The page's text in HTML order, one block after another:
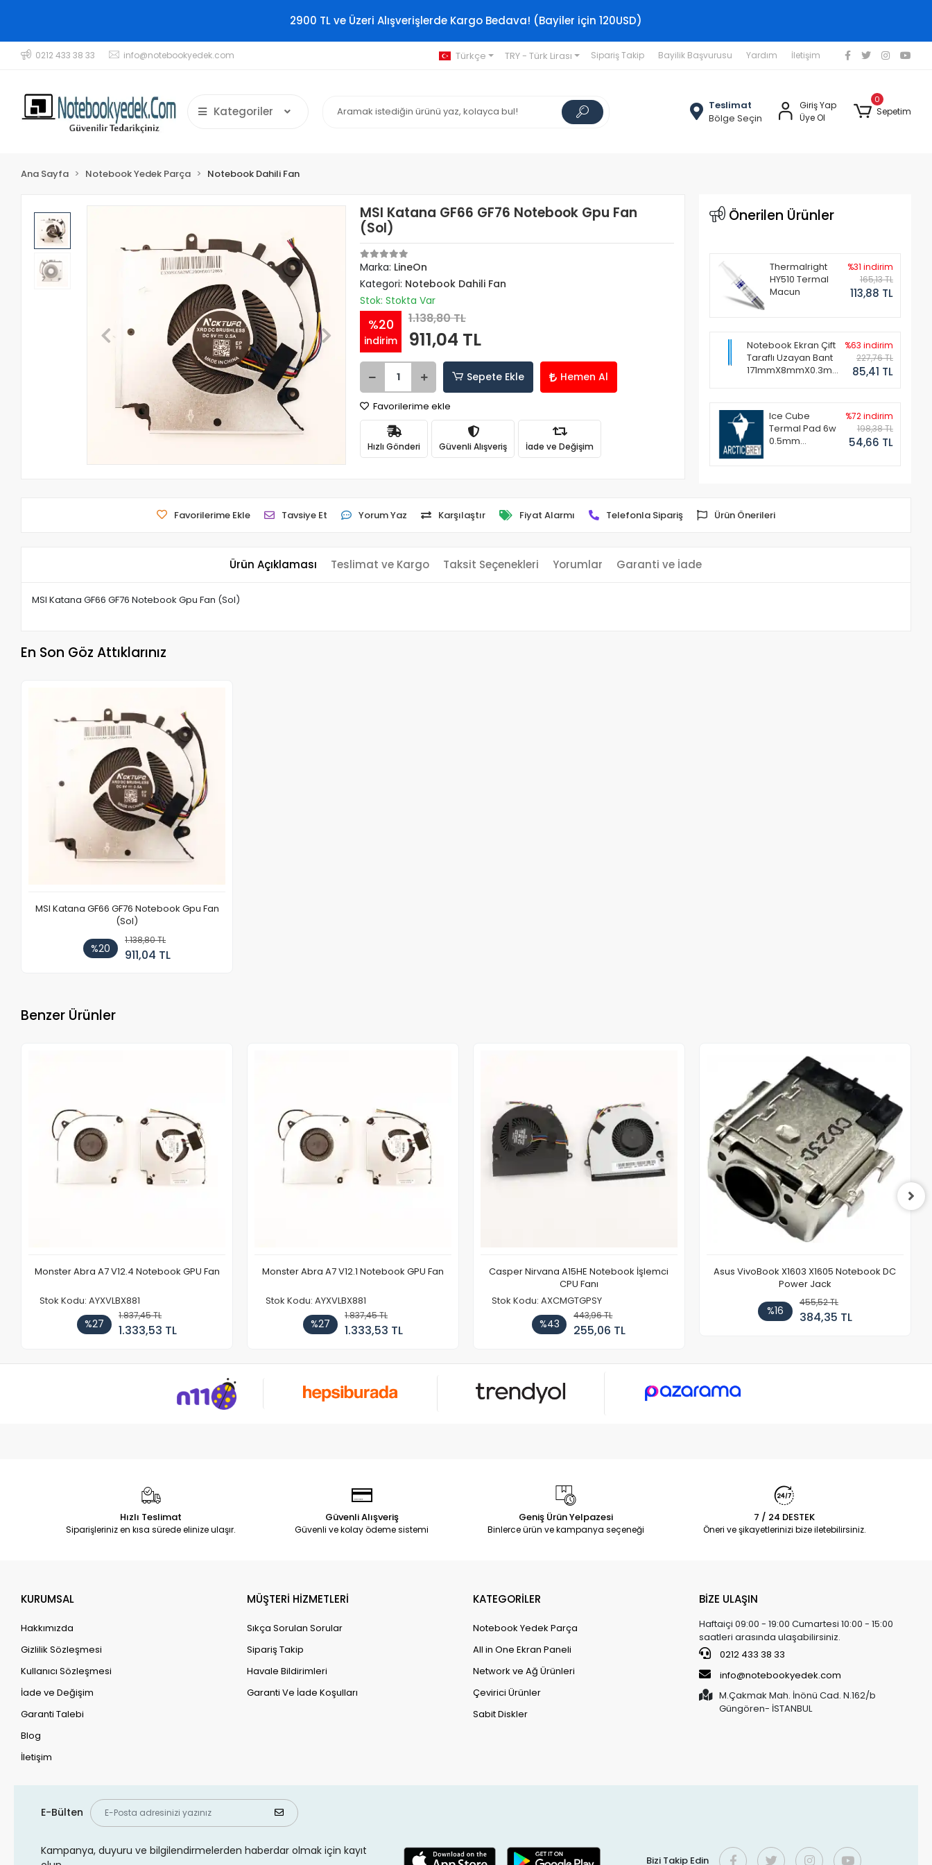
2900 TL ve Üzeri Alışverişlerde Kargo Bedava! (Bayiler için 120USD)
0212 433 38 33 info@notebookyedek.com Türkçe TRY - Türk Lirası Sipariş Takip Bayilik Başvurusu Yardım İletişim
Kategoriler
Teslimat
Bölge Seçin
Giriş Yap
Üye Ol
0
Sepetim
Ana Sayfa Notebook Yedek Parça Notebook Dahili Fan
MSI Katana GF66 GF76 Notebook Gpu Fan
(Sol)
Marka: LineOn
Kategori: Notebook Dahili Fan
Stok: Stokta Var
%20
indirim
1.138,80 TL
911,04 TL
Sepete Ekle Hemen Al
Favorilerime ekle
Hızlı Gönderi Güvenli Alışveriş İade ve Değişim
Önerilen Ürünler
Thermalright
HY510 Termal
Macun
%31 indirim
165,13 TL
113,88 TL
Notebook Ekran Çift
Taraflı Uzayan Bant
171mmX8mmX0.3mm
%63 indirim
227,76 TL
85,41 TL
Ice Cube
Termal Pad 6w
0.5mm
%72 indirim
198,38 TL
54,66 TL
Favorilerime Ekle Tavsiye Et Yorum Yaz Karşılaştır Fiyat Alarmı Telefonla Sipariş Ürün Önerileri
Ürün Açıklaması Teslimat ve Kargo Taksit Seçenekleri Yorumlar Garanti ve İade
MSI Katana GF66 GF76 Notebook Gpu Fan (Sol)
En Son Göz Attıklarınız
MSI Katana GF66 GF76 Notebook Gpu Fan
(Sol)
%20
1.138,80 TL
911,04 TL
Benzer Ürünler
Monster Abra A7 V12.4 Notebook GPU Fan
Stok Kodu: AYXVLBX881
%27
1.837,45 TL
1.333,53 TL
Monster Abra A7 V12.1 Notebook GPU Fan
Stok Kodu: AYXVLBX881
%27
1.837,45 TL
1.333,53 TL
Casper Nirvana A15HE Notebook İşlemci
CPU Fanı
Stok Kodu: AXCMGTGPSY
%43
443,96 TL
255,06 TL
Asus VivoBook X1603 X1605 Notebook DC
Power Jack
%16
455,52 TL
384,35 TL
Hızlı Teslimat
Siparişleriniz en kısa sürede elinize ulaşır.
Güvenli Alışveriş
Güvenli ve kolay ödeme sistemi
Geniş Ürün Yelpazesi
Binlerce ürün ve kampanya seçeneği
7 / 24 DESTEK
Öneri ve şikayetlerinizi bize iletebilirsiniz.
KURUMSAL
Hakkımızda
Gizlilik Sözleşmesi
Kullanıcı Sözleşmesi
İade ve Değişim
Garanti Talebi
Blog
İletişim
MÜŞTERİ HİZMETLERİ
Sıkça Sorulan Sorular
Sipariş Takip
Havale Bildirimleri
Garanti Ve İade Koşulları
KATEGORİLER
Notebook Yedek Parça
All in One Ekran Paneli
Network ve Ağ Ürünleri
Çevirici Ürünler
Sabit Diskler
BİZE ULAŞIN
Haftaiçi 09:00 - 19:00 Cumartesi 10:00 - 15:00
saatleri arasında ulaşabilirsiniz.
0212 433 38 33
info@notebookyedek.com
M.Çakmak Mah. İnönü Cad. N.162/b
Güngören- İSTANBUL
E-Bülten
Kampanya, duyuru ve bilgilendirmelerden haberdar olmak için kayıt
Bizi Takip Edin